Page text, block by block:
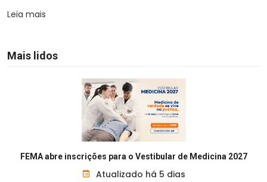
Leia mais
Mais lidos
FEMA abre inscrições para o Vestibular de Medicina 2027
Atualizado há 5 dias